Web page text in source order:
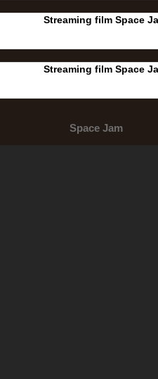
Streaming film Space
Streaming film Space
Space Jam